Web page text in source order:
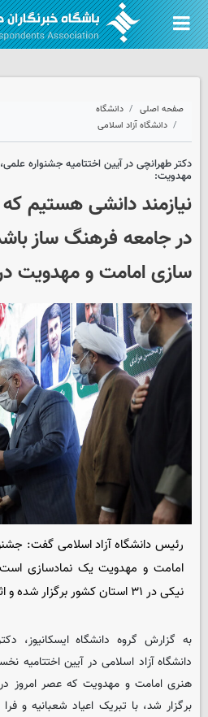
صفحه اصلی
دانشگاه
دانشگاه آزاد اسلامی
دکتر طهرانچی در آیین اختتامیه جشنواره
مهدویت:
نیازمند دانشی هستیم
در جامعه فرهنگ ساز
سازی امامت و مهدویت
رئیس دانشگاه آزاد اسلامی گفت:
امامت و مهدویت یک نمادسازی است
نیکی در ۳۱ استان کشور برگزار شده و اثرات خود را خواهد داشت.
به گزارش گروه دانشگاه ایسکانیوز،
دانشگاه آزاد اسلامی در آیین اختتامیه
هنری امامت و مهدویت که عصر امروز در
برگزار شد، با تبریک اعیاد شعبانیه و